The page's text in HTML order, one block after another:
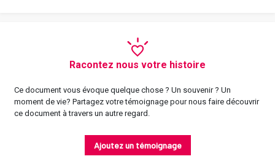
Racontez nous votre histoire
Ce document vous évoque quelque chose ? Un souvenir ? Un
moment de vie? Partagez votre témoignage pour nous faire découvrir
ce document à travers un autre regard.
Ajoutez un témoignage